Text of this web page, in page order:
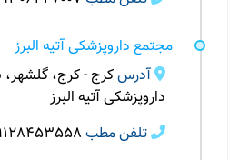
مجتمع داروپزشکی آتیه البرز
آدرسکرج - کرج، گلشهر،
داروپزشکی آتیه البرز
تلفن مطب